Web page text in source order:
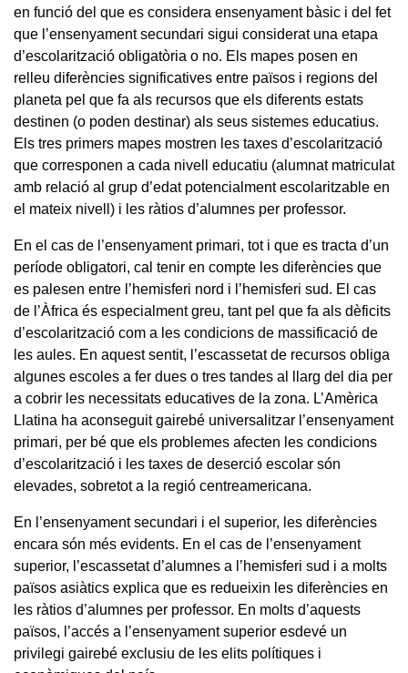
en funció del que es considera ensenyament bàsic i del fet
que l’ensenyament secundari sigui considerat una etapa
d’escolarització obligatòria o no. Els mapes posen en
relleu diferències significatives entre països i regions del
planeta pel que fa als recursos que els diferents estats
destinen (o poden destinar) als seus sistemes educatius.
Els tres primers mapes mostren les taxes d’escolarització
que corresponen a cada nivell educatiu (alumnat matriculat
amb relació al grup d’edat potencialment escolaritzable en
el mateix nivell) i les ràtios d’alumnes per professor.
En el cas de l’ensenyament primari, tot i que es tracta d’un
període obligatori, cal tenir en compte les diferències que
es palesen entre l’hemisferi nord i l’hemisferi sud. El cas
de l’Àfrica és especialment greu, tant pel que fa als dèficits
d’escolarització com a les condicions de massificació de
les aules. En aquest sentit, l’escassetat de recursos obliga
algunes escoles a fer dues o tres tandes al llarg del dia per
a cobrir les necessitats educatives de la zona. L’Amèrica
Llatina ha aconseguit gairebé universalitzar l’ensenyament
primari, per bé que els problemes afecten les condicions
d’escolarització i les taxes de deserció escolar són
elevades, sobretot a la regió centreamericana.
En l’ensenyament secundari i el superior, les diferències
encara són més evidents. En el cas de l’ensenyament
superior, l’escassetat d’alumnes a l’hemisferi sud i a molts
països asiàtics explica que es redueixin les diferències en
les ràtios d’alumnes per professor. En molts d’aquests
països, l’accés a l’ensenyament superior esdevé un
privilegi gairebé exclusiu de les elits polítiques i